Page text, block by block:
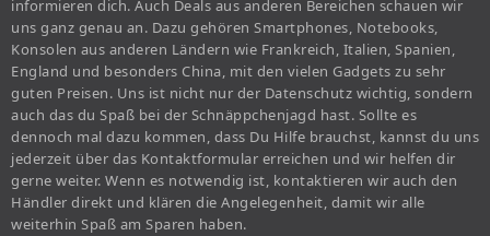
informieren dich. Auch Deals aus anderen Bereichen schauen wir
uns ganz genau an. Dazu gehören Smartphones, Notebooks,
Konsolen aus anderen Ländern wie Frankreich, Italien, Spanien,
England und besonders China, mit den vielen Gadgets zu sehr
guten Preisen. Uns ist nicht nur der Datenschutz wichtig, sondern
auch das du Spaß bei der Schnäppchenjagd hast. Sollte es
dennoch mal dazu kommen, dass Du Hilfe brauchst, kannst du uns
jederzeit über das Kontaktformular erreichen und wir helfen dir
gerne weiter. Wenn es notwendig ist, kontaktieren wir auch den
Händler direkt und klären die Angelegenheit, damit wir alle
weiterhin Spaß am Sparen haben.